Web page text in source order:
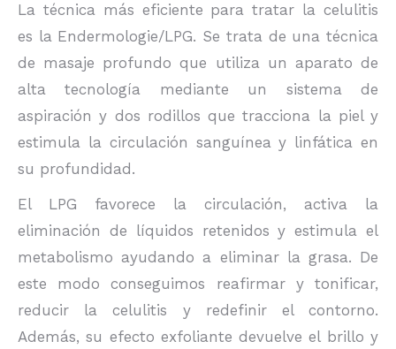
La técnica más eficiente para tratar la celulitis
es la Endermologie/LPG. Se trata de una técnica
de masaje profundo que utiliza un aparato de
alta tecnología mediante un sistema de
aspiración y dos rodillos que tracciona la piel y
estimula la circulación sanguínea y linfática en
su profundidad.
El LPG favorece la circulación, activa la
eliminación de líquidos retenidos y estimula el
metabolismo ayudando a eliminar la grasa. De
este modo conseguimos reafirmar y tonificar,
reducir la celulitis y redefinir el contorno.
Además, su efecto exfoliante devuelve el brillo y